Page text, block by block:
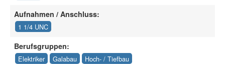
Aufnahmen / Anschluss:
1 1/4 UNC
Berufsgruppen:
Elektriker Galabau
Hoch- / Tiefbau